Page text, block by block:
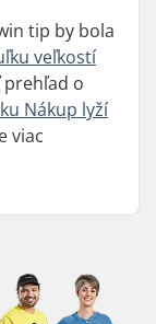
tip by bola
veľkostí
prehľad o
Nákup lyží
viac